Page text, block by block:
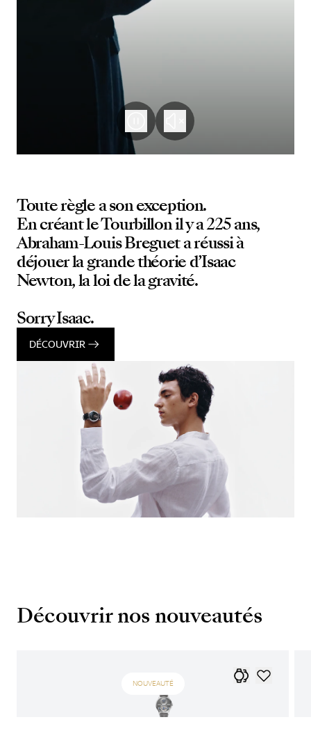
Toute règle a son exception.
En créant le Tourbillon il y a 225 ans,
Abraham-Louis Breguet a réussi à
déjouer la grande théorie d’Isaac
Newton, la loi de la gravité.
Sorry Isaac.
DÉCOUVRIR
Découvrir nos nouveautés
NOUVEAUTÉ